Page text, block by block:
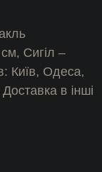
Сигіл –
Київ, Одеса,
в інші